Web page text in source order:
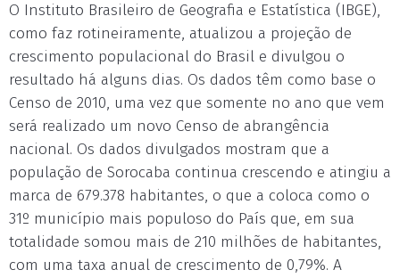
O Instituto Brasileiro de Geografia e Estatística (IBGE),
como faz rotineiramente, atualizou a projeção de
crescimento populacional do Brasil e divulgou o
resultado há alguns dias. Os dados têm como base o
Censo de 2010, uma vez que somente no ano que vem
será realizado um novo Censo de abrangência
nacional. Os dados divulgados mostram que a
população de Sorocaba continua crescendo e atingiu a
marca de 679.378 habitantes, o que a coloca como o
31º município mais populoso do País que, em sua
totalidade somou mais de 210 milhões de habitantes,
com uma taxa anual de crescimento de 0,79%. A